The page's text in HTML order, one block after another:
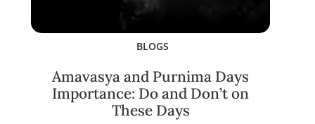
BLOGS
Amavasya and Purnima Days
Importance: Do and Don’t on
These Days